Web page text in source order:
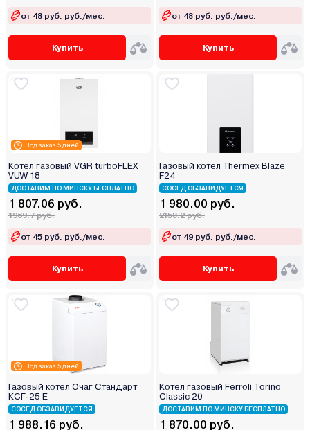
от 48 руб. руб./мес.
Купить
от 48 руб. руб./мес.
Купить
Под заказ 5 дней
Котел газовый VGR turboFLEX
VUW 18
ДОСТАВИМ ПО МИНСКУ БЕСПЛАТНО
1 807.06 руб.
1969.7 руб.
от 45 руб. руб./мес.
Купить
Газовый котел Thermex Blaze
F24
СОСЕД ОБЗАВИДУЕТСЯ
1 980.00 руб.
2158.2 руб.
от 49 руб. руб./мес.
Купить
Под заказ 5 дней
Газовый котел Очаг Стандарт
КСГ-25 Е
СОСЕД ОБЗАВИДУЕТСЯ
1 988.16 руб.
Котел газовый Ferroli Torino
Classic 20
ДОСТАВИМ ПО МИНСКУ БЕСПЛАТНО
1 870.00 руб.